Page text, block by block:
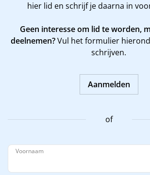
hier lid en schrijf je daarna in
Geen interesse om lid te worden,
deelnemen?Vul het formulier
schrijven.
Aanmelden
of
Voornaam